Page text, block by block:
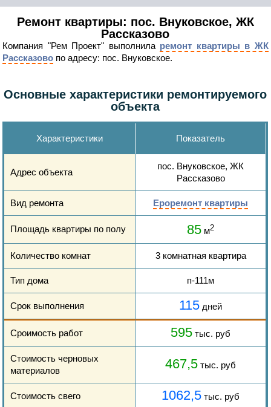
Ремонт квартиры: пос. Внуковское, ЖК
Рассказово
Компания "Рем Проект" выполнила ремонт квартиры в ЖК
Рассказово по адресу: пос. Внуковское.
Основные характеристики ремонтируемого
объекта
Характеристики Показатель
Адрес объекта
пос. Внуковское, ЖК
Рассказово
Вид ремонта Ероремонт квартиры
Площадь квартиры по полу 85 м2
Количество комнат 3 комнатная квартира
Тип дома п-111м
Срок выполнения 115 дней
Сроимость работ 595 тыс. руб
Стоимость черновых
материалов
467,5 тыс. руб
Стоимость свего 1062,5 тыс. руб